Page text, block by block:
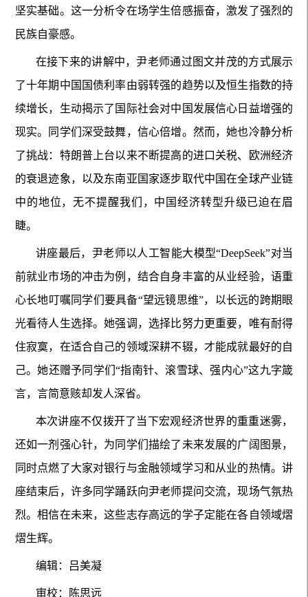
坚实基础。这一分析令在场学生倍感振奋，激发了强烈的
民族自豪感。
在接下来的讲解中，尹老师通过图文并茂的方式展示
了十年期中国国债利率由弱转强的趋势以及恒生指数的持
续增长，生动揭示了国际社会对中国发展信心日益增强的
现实。同学们深受鼓舞，信心倍增。然而，她也冷静分析
了挑战：特朗普上台以来不断提高的进口关税、欧洲经济
的衰退迹象，以及东南亚国家逐步取代中国在全球产业链
中的地位，无不提醒我们，中国经济转型升级已迫在眉
睫。
讲座最后，尹老师以人工智能大模型“DeepSeek”对当
前就业市场的冲击为例，结合自身丰富的从业经验，语重
心长地叮嘱同学们要具备“望远镜思维”，以长远的跨期眼
光看待人生选择。她强调，选择比努力更重要，唯有耐得
住寂寞，在适合自己的领域深耕不辍，才能成就最好的自
己。她还赠予同学们“指南针、滚雪球、强内心”这九字箴
言，言简意赅却发人深省。
本次讲座不仅拨开了当下宏观经济世界的重重迷雾，
还如一剂强心针，为同学们描绘了未来发展的广阔图景，
同时点燃了大家对银行与金融领域学习和从业的热情。讲
座结束后，许多同学踊跃向尹老师提问交流，现场气氛热
烈。相信在未来，这些志存高远的学子定能在各自领域熠
熠生辉。
编辑：吕美凝
审校：陈思远